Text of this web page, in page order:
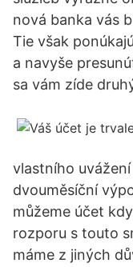
nová banka vás
Tie však
a navyše
sa vám zíde
vlastního
dvouměsíční
můžeme účet
rozporu s touto
máme z jiných